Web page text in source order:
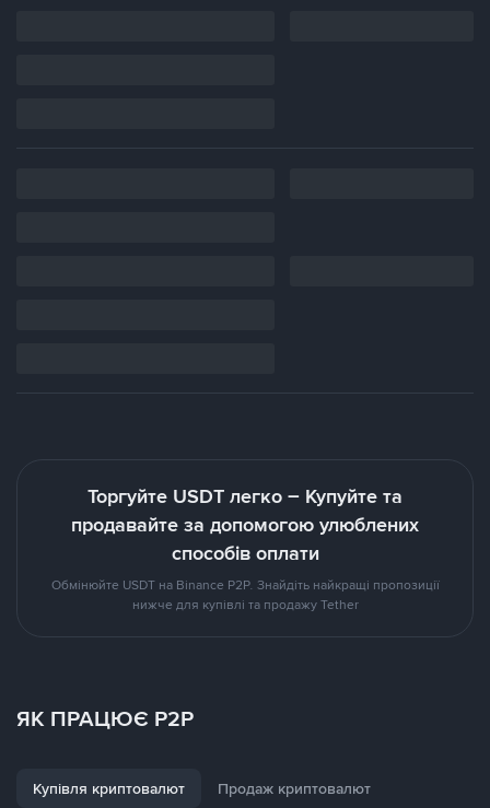
Торгуйте USDT легко – Купуйте та
продавайте за допомогою улюблених
способів оплати
Обмінюйте USDT на Binance P2P. Знайдіть найкращі пропозиції
нижче для купівлі та продажу Tether
ЯК ПРАЦЮЄ P2P
Купівля криптовалют Продаж криптовалют